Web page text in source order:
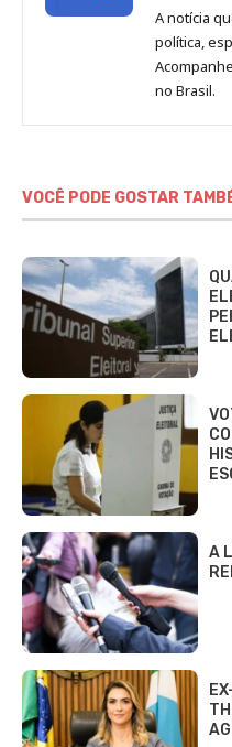
de
Jornal
DCI
A notícia
política,
no Brasil.
VOCÊ PODE GOSTAR
A